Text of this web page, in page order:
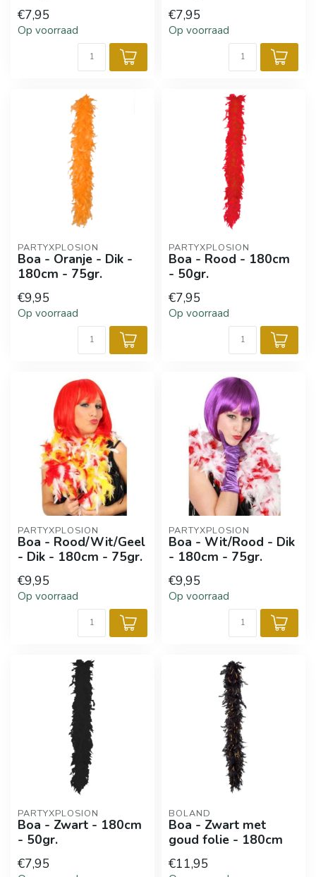
€7,95
Op voorraad
€7,95
Op voorraad
PARTYXPLOSION
Boa - Oranje - Dik -
180cm - 75gr.
€9,95
Op voorraad
PARTYXPLOSION
Boa - Rood - 180cm
- 50gr.
€7,95
Op voorraad
PARTYXPLOSION
Boa - Rood/Wit/Geel
- Dik - 180cm - 75gr.
€9,95
Op voorraad
PARTYXPLOSION
Boa - Wit/Rood - Dik
- 180cm - 75gr.
€9,95
Op voorraad
PARTYXPLOSION
Boa - Zwart - 180cm
- 50gr.
€7,95
BOLAND
Boa - Zwart met
goud folie - 180cm
€11,95